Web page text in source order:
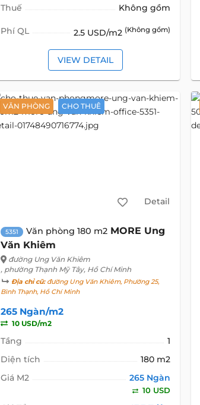
Thuế Không gồm
Phí QL 2.5 USD/m2 (Không gồm)
VIEW DETAIL
VĂN PHÒNG CHO THUÊ
Detail
5351 Văn phòng 180 m2 MORE Ung
Văn Khiêm
đường Ung Văn Khiêm
, phường Thạnh Mỹ Tây, Hồ Chí Minh
Địa chỉ cũ:đường Ung Văn Khiêm, Phường 25,
Bình Thạnh, Hồ Chí Minh
265 Ngàn/m2
10 USD/m2
Tầng
1
Diện tích
180 m2
Giá M2
265 Ngàn
10 USD